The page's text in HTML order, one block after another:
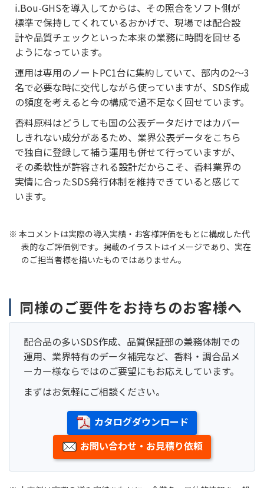
i.Bou-GHSを導入してからは、その照合をソフト側が
標準で保持してくれているおかげで、現場では配合設
計や品質チェックといった本来の業務に時間を回せる
ようになっています。
運用は専用のノートPC1台に集約していて、部内の2～3
名で必要な時に交代しながら使っていますが、SDS作成
の頻度を考えると今の構成で過不足なく回せています。
香料原料はどうしても国の公表データだけではカバー
しきれない成分があるため、業界公表データをこちら
で独自に登録して補う運用も併せて行っていますが、
その柔軟性が許容される設計だからこそ、香料業界の
実情に合ったSDS発行体制を維持できていると感じて
います。
本コメントは実際の導入実績・お客様評価をもとに構成した代
表的なご評価例です。掲載のイラストはイメージであり、実在
のご担当者様を描いたものではありません。
同様のご要件をお持ちのお客様へ
配合品の多いSDS作成、品質保証部の兼務体制での
運用、業界特有のデータ補完など、香料・調合品メ
ーカー様ならではのご要望にもお応えしています。
まずはお気軽にご相談ください。
カタログダウンロード
お問い合わせ・お見積り依頼